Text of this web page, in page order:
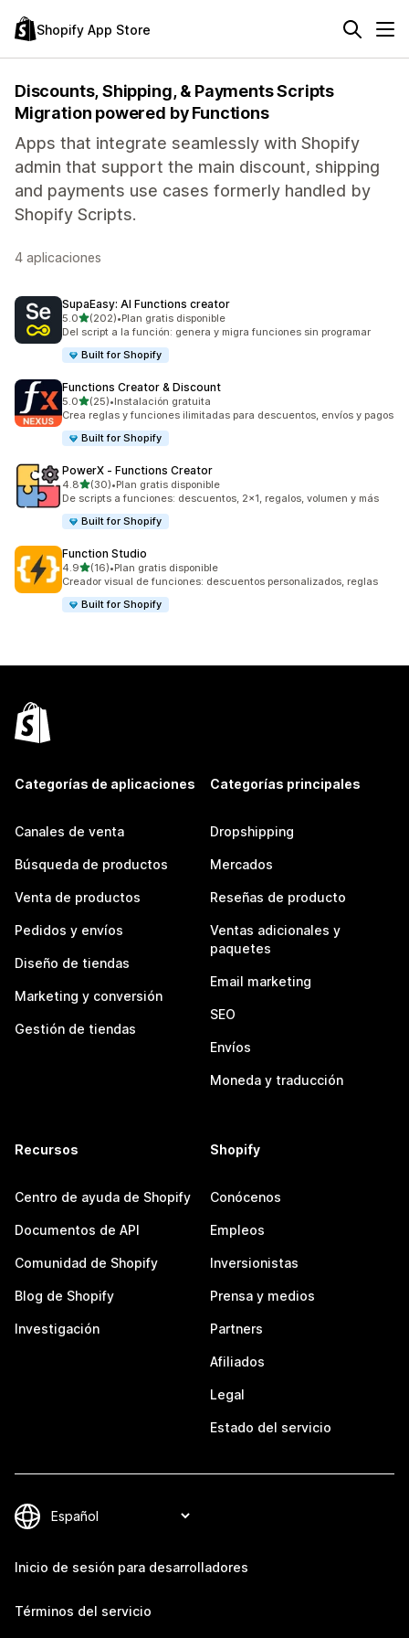
Shopify App Store
Discounts, Shipping, & Payments Scripts
Migration powered by Functions
Apps that integrate seamlessly with Shopify
admin that support the main discount, shipping
and payments use cases formerly handled by
Shopify Scripts.
4 aplicaciones
SupaEasy: AI Functions creator
5.0de 5 estrellas
(202)
202 reseñas en total
•Plan gratis disponible
Del script a la función: genera y migra funciones sin programar
Built for Shopify
Functions Creator & Discount
5.0de 5 estrellas
(25)
25 reseñas en total
•Instalación gratuita
Crea reglas y funciones ilimitadas para descuentos, envíos y pagos
Built for Shopify
PowerX ‑ Functions Creator
4.8de 5 estrellas
(30)
30 reseñas en total
•Plan gratis disponible
De scripts a funciones: descuentos, 2x1, regalos, volumen y más
Built for Shopify
Function Studio
4.9de 5 estrellas
(16)
16 reseñas en total
•Plan gratis disponible
Creador visual de funciones: descuentos personalizados, reglas
Built for Shopify
Categorías de aplicaciones
Canales de venta
Búsqueda de productos
Venta de productos
Pedidos y envíos
Diseño de tiendas
Marketing y conversión
Gestión de tiendas
Categorías principales
Dropshipping
Mercados
Reseñas de producto
Ventas adicionales y
paquetes
Email marketing
SEO
Envíos
Moneda y traducción
Recursos
Centro de ayuda de Shopify
Documentos de API
Comunidad de Shopify
Blog de Shopify
Investigación
Shopify
Conócenos
Empleos
Inversionistas
Prensa y medios
Partners
Afiliados
Legal
Estado del servicio
Inicio de sesión para desarrolladores
Términos del servicio